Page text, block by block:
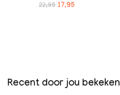
22,95 17,95
Recent door jou bekeken